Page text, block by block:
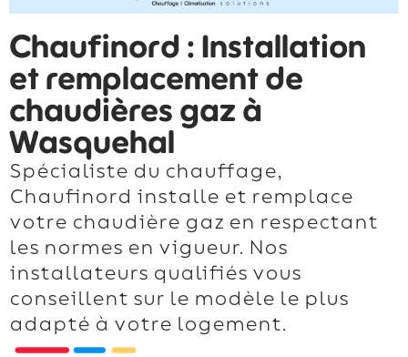
Chaufinord : Installation
et remplacement de
chaudières gaz à
Wasquehal
Spécialiste du chauffage,
Chaufinord installe et remplace
votre chaudière gaz en respectant
les normes en vigueur. Nos
installateurs qualifiés vous
conseillent sur le modèle le plus
adapté à votre logement.